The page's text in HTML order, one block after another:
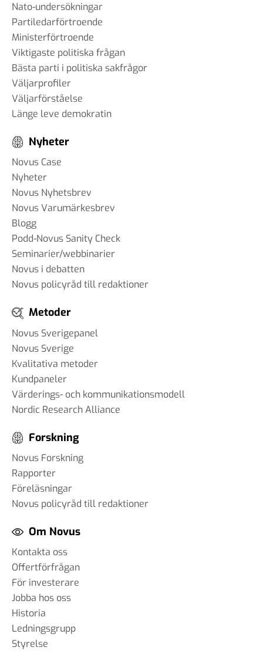
Nato-undersökningar
Partiledarförtroende
Ministerförtroende
Viktigaste politiska frågan
Bästa parti i politiska sakfrågor
Väljarprofiler
Väljarförståelse
Länge leve demokratin
Nyheter
Novus Case
Nyheter
Novus Nyhetsbrev
Novus Varumärkesbrev
Blogg
Podd-Novus Sanity Check
Seminarier/webbinarier
Novus i debatten
Novus policyråd till redaktioner
Metoder
Novus Sverigepanel
Novus Sverige
Kvalitativa metoder
Kundpaneler
Värderings- och kommunikationsmodell
Nordic Research Alliance
Forskning
Novus Forskning
Rapporter
Föreläsningar
Novus policyråd till redaktioner
Om Novus
Kontakta oss
Offertförfrågan
För investerare
Jobba hos oss
Historia
Ledningsgrupp
Styrelse